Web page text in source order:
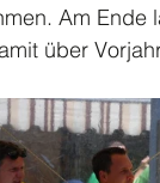
Am
über